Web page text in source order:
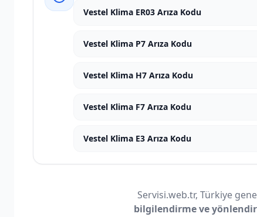
Vestel Klima ER03 Arıza Kodu
Vestel Klima P7 Arıza Kodu
Vestel Klima H7 Arıza Kodu
Vestel Klima F7 Arıza Kodu
Vestel Klima E3 Arıza Kodu
Servisi.web.tr, Türkiye
bilgilendirme ve